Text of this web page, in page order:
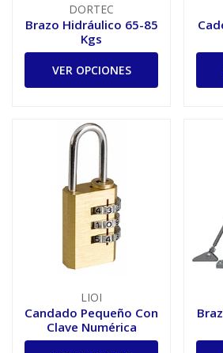
DORTEC
Brazo Hidráulico 65-85
Kgs
VER OPCIONES
LIOI
Candado Pequeño Con
Clave Numérica